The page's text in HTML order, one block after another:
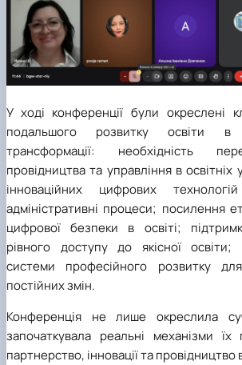
У ході конференції були окреслені
подальшого розвитку освіти в
трансформації: необхідність
провідництва та управління в освітніх
інноваційних цифрових
адміністративні процеси; посилення
цифрової безпеки в освіті;
рівного доступу до якісної освіти;
системи професійного розвитку
постійних змін.
Конференція не лише окреслила
започаткувала реальні механізми
партнерство, інновації та провідництво